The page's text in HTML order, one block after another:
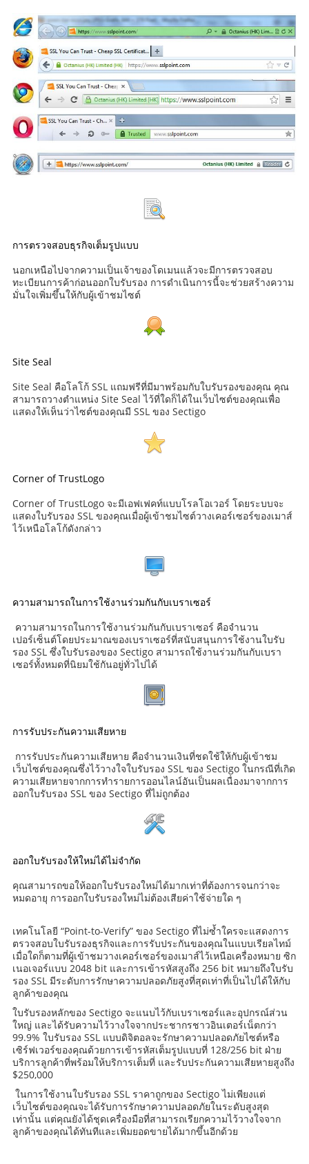
การตรวจสอบธุรกิจเต็มรูปแบบ
นอกเหนือไปจากความเป็นเจ้าของโดเมนแล้วจะมีการตรวจสอบ
ทะเบียนการค้าก่อนออกใบรับรอง การดำเนินการนี้จะช่วยสร้างความ
มั่นใจเพิ่มขึ้นให้กับผู้เข้าชมไซต์
Site Seal
Site Seal คือโลโก้ SSL แถมฟรีที่มีมาพร้อมกับใบรับรองของคุณ คุณ
สามารถวางตำแหน่ง Site Seal ไว้ที่ใดก็ได้ในเว็บไซต์ของคุณเพื่อ
แสดงให้เห็นว่าไซต์ของคุณมี SSL ของ Sectigo
Corner of TrustLogo
Corner of TrustLogo จะมีเอฟเฟคท์แบบโรลโอเวอร์ โดยระบบจะ
แสดงใบรับรอง SSL ของคุณเมื่อผู้เข้าชมไซต์วางเคอร์เซอร์ของเมาส์
ไว้เหนือโลโก้ดังกล่าว
ความสามารถในการใช้งานร่วมกันกับเบราเซอร์
ความสามารถในการใช้งานร่วมกันกับเบราเซอร์ คือจำนวน
เปอร์เซ็นต์โดยประมาณของเบราเซอร์ที่สนับสนุนการใช้งานใบรับ
รอง SSL ซึ่งใบรับรองของ Sectigo สามารถใช้งานร่วมกันกับเบรา
เซอร์ทั้งหมดที่นิยมใช้กันอยู่ทั่วไปได้
การรับประกันความเสียหาย
การรับประกันความเสียหาย คือจำนวนเงินที่ชดใช้ให้กับผู้เข้าชม
เว็บไซต์ของคุณซึ่งไว้วางใจใบรับรอง SSL ของ Sectigo ในกรณีที่เกิด
ความเสียหายจากการทำรายการออนไลน์อันเป็นผลเนื่องมาจากการ
ออกใบรับรอง SSL ของ Sectigo ที่ไม่ถูกต้อง
ออกใบรับรองให้ใหม่ได้ไม่จำกัด
คุณสามารถขอให้ออกใบรับรองใหม่ได้มากเท่าที่ต้องการจนกว่าจะ
หมดอายุ การออกใบรับรองใหม่ไม่ต้องเสียค่าใช้จ่ายใด ๆ
เทคโนโลยี “Point-to-Verify” ของ Sectigo ที่ไม่ซ้ำใครจะแสดงการ
ตรวจสอบใบรับรองธุรกิจและการรับประกันของคุณในแบบเรียลไทม์
เมื่อใดก็ตามที่ผู้เข้าชมวางเคอร์เซอร์ของเมาส์ไว้เหนือเครื่องหมาย ซิก
เนอเจอร์แบบ 2048 bit และการเข้ารหัสสูงถึง 256 bit หมายถึงใบรับ
รอง SSL มีระดับการรักษาความปลอดภัยสูงที่สุดเท่าที่เป็นไปได้ให้กับ
ลูกค้าของคุณ
ใบรับรองหลักของ Sectigo จะแนบไว้กับเบราเซอร์และอุปกรณ์ส่วน
ใหญ่ และได้รับความไว้วางใจจากประชากรชาวอินเตอร์เน็ตกว่า
99.9% ใบรับรอง SSL แบบดิจิตอลจะรักษาความปลอดภัยไซต์หรือ
เซิร์ฟเวอร์ของคุณด้วยการเข้ารหัสเต็มรูปแบบที่ 128/256 bit ฝ่าย
บริการลูกค้าที่พร้อมให้บริการเต็มที่ และรับประกันความเสียหายสูงถึง
$250,000
ในการใช้งานใบรับรอง SSL ราคาถูกของ Sectigo ไม่เพียงแต่
เว็บไซต์ของคุณจะได้รับการรักษาความปลอดภัยในระดับสูงสุด
เท่านั้น แต่คุณยังได้ชุดเครื่องมือที่สามารถเรียกความไว้วางใจจาก
ลูกค้าของคุณได้ทันทีและเพิ่มยอดขายได้มากขึ้นอีกด้วย